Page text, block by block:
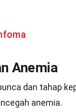
Anemia
dan tahap
anemia.